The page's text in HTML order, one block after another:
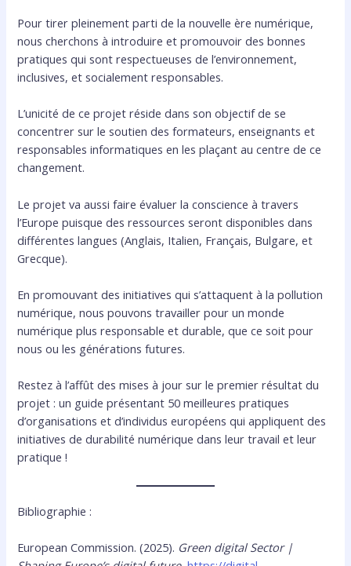
Pour tirer pleinement parti de la nouvelle ère numérique,
nous cherchons à introduire et promouvoir des bonnes
pratiques qui sont respectueuses de l’environnement,
inclusives, et socialement responsables.
L’unicité de ce projet réside dans son objectif de se
concentrer sur le soutien des formateurs, enseignants et
responsables informatiques en les plaçant au centre de ce
changement.
Le projet va aussi faire évaluer la conscience à travers
l’Europe puisque des ressources seront disponibles dans
différentes langues (Anglais, Italien, Français, Bulgare, et
Grecque).
En promouvant des initiatives qui s’attaquent à la pollution
numérique, nous pouvons travailler pour un monde
numérique plus responsable et durable, que ce soit pour
nous ou les générations futures.
Restez à l’affût des mises à jour sur le premier résultat du
projet : un guide présentant 50 meilleures pratiques
d’organisations et d’individus européens qui appliquent des
initiatives de durabilité numérique dans leur travail et leur
pratique !
Bibliographie :
European Commission. (2025). Green digital Sector |